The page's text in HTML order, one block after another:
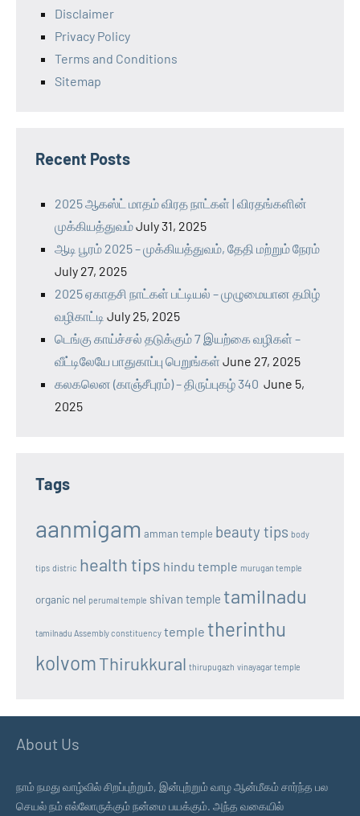
Disclaimer
Privacy Policy
Terms and Conditions
Sitemap
Recent Posts
2025 ஆகஸ்ட் மாதம் விரத நாட்கள் | விரதங்களின்
முக்கியத்துவம்July 31, 2025
ஆடி பூரம் 2025 – முக்கியத்துவம், தேதி மற்றும் நேரம்
July 27, 2025
2025 ஏகாதசி நாட்கள் பட்டியல் – முழுமையான தமிழ்
வழிகாட்டி July 25, 2025
டெங்கு காய்ச்சல் தடுக்கும் 7 இயற்கை வழிகள் –
வீட்டிலேயே பாதுகாப்பு பெறுங்கள் June 27, 2025
கலகலென (காஞ்சீபுரம்) – திருப்புகழ் 340 June 5,
2025
Tags
aanmigam amman temple beauty tips body
tips distric health tips hindu temple murugan temple
organic nel perumal temple shivan temple tamilnadu
tamilnadu Assembly constituency temple therinthu
kolvomThirukkural thirupugazh vinayagar temple
About Us
நாம் நமது வாழ்வில் சிறப்புற்றும், இன்புற்றும் வாழ ஆன்மீகம் சார்ந்த பல
செயல் நம் எல்லோருக்கும் நன்மை பயக்கும். அந்த வகையில்